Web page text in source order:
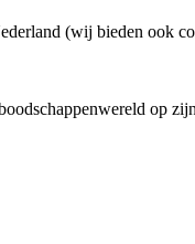
(wij bieden ook
op